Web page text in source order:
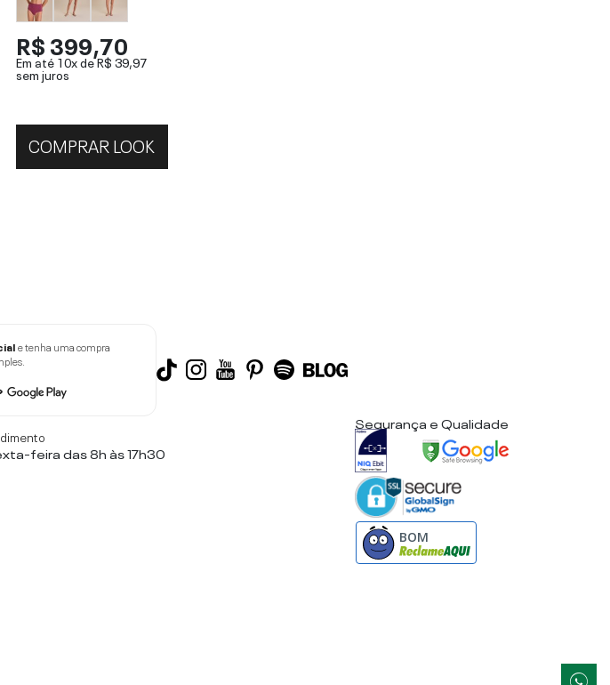
R$ 399,70
Em até 10x deR$ 39,97
sem juros
COMPRAR LOOK
e tenha uma compra
feira das 8h às 17h30
Segurança e Qualidade
BOM